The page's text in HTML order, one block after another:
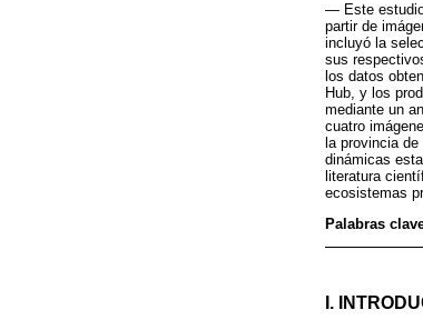
— Este
partir de
incluyó la
sus
los datos
Hub, y los
mediante un
cuatro
la provincia
dinámicas
literatura
ecosistemas
Palabras
I.